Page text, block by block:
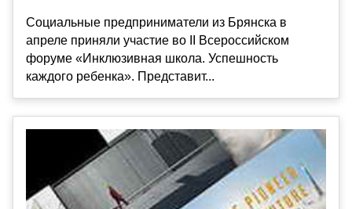
Социальные предприниматели из Брянска в
апреле приняли участие во II Всероссийском
форуме «Инклюзивная школа. Успешность
каждого ребенка». Представит...